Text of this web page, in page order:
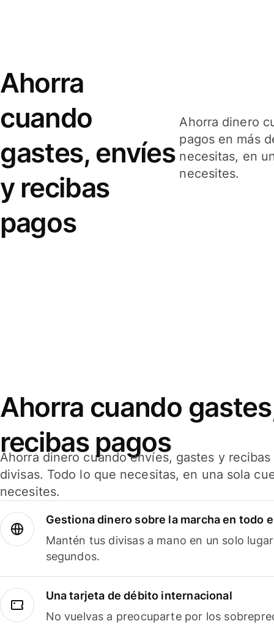
Ahorra
cuando
gastes, envíes
y recibas
pagos
Ahorra dinero
pagos en más
necesitas, en
necesites.
Ahorra cuando
recibas pagos
Ahorra dinero cuando envíes, gastes y
divisas. Todo lo que necesitas, en una sola
necesites.
Gestiona dinero sobre la marcha en todo
Mantén tus divisas a mano en un solo
segundos.
Una tarjeta de débito internacional
No vuelvas a preocuparte por los